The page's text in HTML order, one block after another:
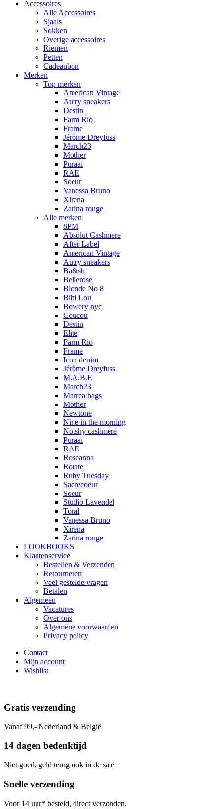
Accessoires
Alle Accessoires
Sjaals
Sokken
Overige accessoires
Riemen
Petten
Cadeaubon
Merken
Top merken
American Vintage
Autry sneakers
Destin
Farm Rio
Frame
Jérôme Dreyfuss
March23
Mother
Puraai
RAE
Soeur
Vanessa Bruno
Xirena
Zarina rouge
Alle merken
8PM
Absolut Cashmere
After Label
American Vintage
Autry sneakers
Ba&sh
Bellerose
Blonde No 8
Bibi Lou
Bowery nyc
Coucou
Destin
Elite
Farm Rio
Frame
Icon denim
Jérôme Dreyfuss
M.A.B.E
March23
Marrea bags
Mother
Newtone
Nine in the morning
Notshy cashmere
Puraai
RAE
Roseanna
Rotate
Ruby Tuesday
Sacrecoeur
Soeur
Studio Lavendel
Toral
Vanessa Bruno
Xirena
Zarina rouge
LOOKBOOKS
Klantenservice
Bestellen & Verzenden
Retourneren
Veel gestelde vragen
Betalen
Algemeen
Vacatures
Over ons
Algemene voorwaarden
Privacy policy
Contact
Mijn account
Wishlist
Gratis verzending
Vanaf 99,- Nederland & België
14 dagen bedenktijd
Niet goed, geld terug ook in de sale
Snelle verzending
Voor 14 uur* besteld, direct verzonden.